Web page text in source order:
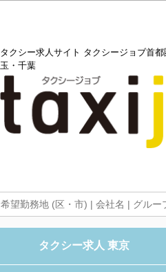
タクシー求人サイト タクシージョブ首
玉・千葉
タクシー求人 東京